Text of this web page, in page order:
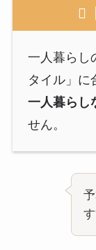
一人暮らし
タイル」に
一人暮らし
せん。